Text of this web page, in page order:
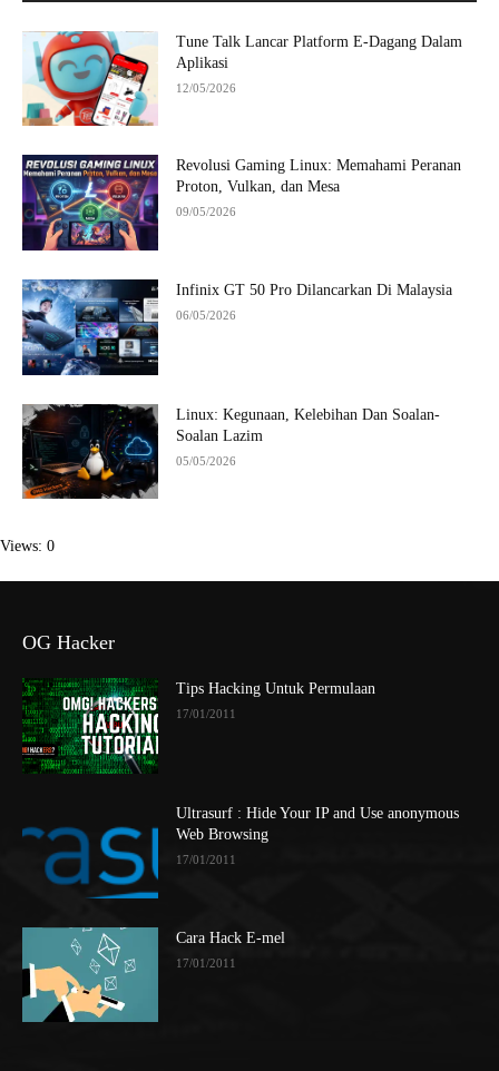
Tune Talk Lancar Platform E-Dagang Dalam
Aplikasi
12/05/2026
Revolusi Gaming Linux: Memahami Peranan
Proton, Vulkan, dan Mesa
09/05/2026
Infinix GT 50 Pro Dilancarkan Di Malaysia
06/05/2026
Linux: Kegunaan, Kelebihan Dan Soalan-
Soalan Lazim
05/05/2026
Views: 0
OG Hacker
Tips Hacking Untuk Permulaan
17/01/2011
Ultrasurf : Hide Your IP and Use anonymous
Web Browsing
17/01/2011
Cara Hack E-mel
17/01/2011